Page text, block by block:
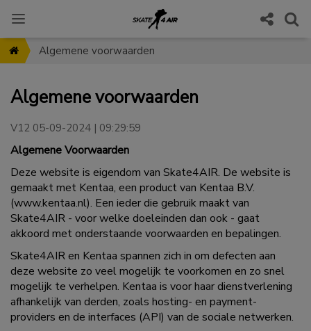
Algemene voorwaarden
Algemene voorwaarden
V12 05-09-2024 | 09:29:59
Algemene Voorwaarden
Deze website is eigendom van Skate4AIR. De website is
gemaakt met Kentaa, een product van Kentaa B.V.
(www.kentaa.nl). Een ieder die gebruik maakt van
Skate4AIR - voor welke doeleinden dan ook - gaat
akkoord met onderstaande voorwaarden en bepalingen.
Skate4AIR en Kentaa spannen zich in om defecten aan
deze website zo veel mogelijk te voorkomen en zo snel
mogelijk te verhelpen. Kentaa is voor haar dienstverlening
afhankelijk van derden, zoals hosting- en payment-
providers en de interfaces (API) van de sociale netwerken.